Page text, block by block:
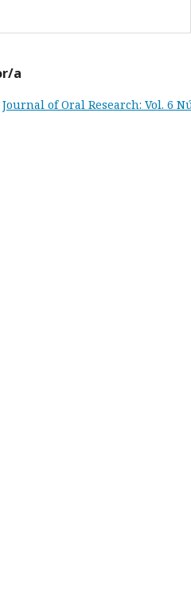
a
Journal of Oral Research: Vol. 6